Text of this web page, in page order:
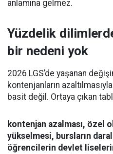
anlamına gelmez.
Yüzdelik
bir nedeni yok
2026 LGS’de yaşanan
kontenjanların
basit değil. Ortaya çıkan
kontenjan azalması, özel
yükselmesi, bursların
öğrencilerin devlet